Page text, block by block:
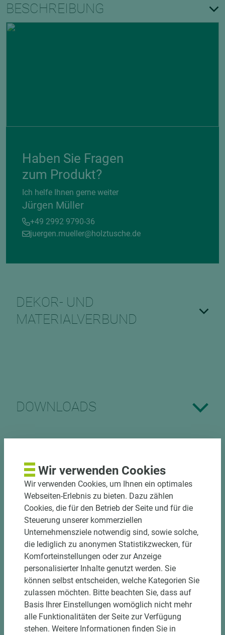
BESCHREIBUNG
Haben Sie Fragen
zum Produkt?
Ich helfe Ihnen gerne weiter
Jürgen Müller
+49 2992 9790-36
juergen.mueller@holztusche.de
DEKOR- UND
MATERIALVERBUND
DOWNLOADS
Nutzen Sie unseren
Zuschnittservice
Bekantungsfähiger Fixmaßzuschnitt maßhaltig
und winkelgenau
Hohe und präzise Leistung durch
halbautomatische Beschickung
Einzelteiletikettierung auf Wunsch möglich
Materialschonende und kundengerechte
Verpackung der Fixmaße
Jetzt Zuschnitt anfragen
Wir verwenden Cookies
Wir verwenden Cookies, um Ihnen ein optimales
Webseiten-Erlebnis zu bieten. Dazu zählen
Cookies, die für den Betrieb der Seite und für die
Steuerung unserer kommerziellen
Unternehmensziele notwendig sind, sowie solche,
die lediglich zu anonymen Statistikzwecken, für
Komforteinstellungen oder zur Anzeige
personalisierter Inhalte genutzt werden. Sie
können selbst entscheiden, welche Kategorien Sie
zulassen möchten. Bitte beachten Sie, dass auf
Basis Ihrer Einstellungen womöglich nicht mehr
alle Funktionalitäten der Seite zur Verfügung
stehen. Weitere Informationen finden Sie in